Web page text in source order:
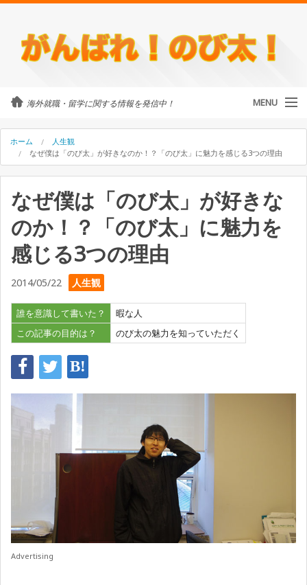
海外就職・留学に関する情報を発信中！ MENU
カテゴリ
のび太について
外国人に街頭インタビュー
海外就職・留学に関するご相談
ホーム
人生観
なぜ僕は「のび太」が好きなのか！？「のび太」に魅力を感じる3つの理由
なぜ僕は「のび太」が好きな
のか！？「のび太」に魅力を
感じる3つの理由
2014/05/22 人生観
誰を意識して書いた？
暇な人
この記事の目的は？
のび太の魅力を知っていただく
Advertising